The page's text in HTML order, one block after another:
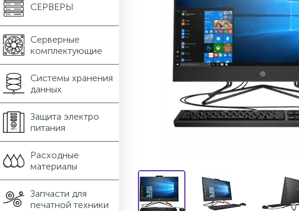
СЕРВЕРЫ
Серверные
комплектующие
Системы хранения
данных
Защита электро
питания
Расходные
материалы
Запчасти для
печатной техники